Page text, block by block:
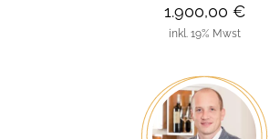
1.900,00 €
inkl. 19% Mwst